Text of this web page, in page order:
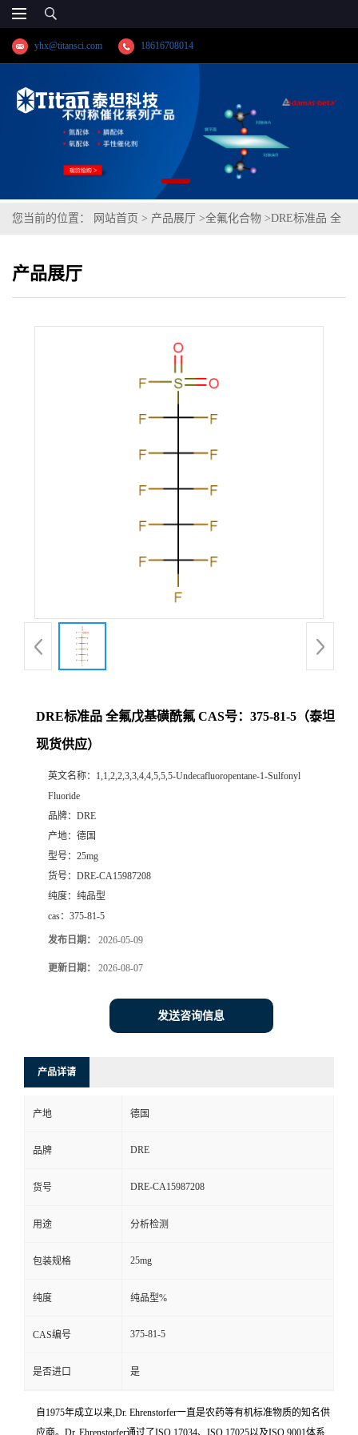
yhx@titansci.com 18616708014
您当前的位置： 网站首页 > 产品展厅 >全氟化合物 >DRE标准品 全
产品展厅
DRE标准品 全氟戊基磺酰氟 CAS号：375-81-5（泰坦
现货供应）
英文名称： 1,1,2,2,3,3,4,4,5,5,5-Undecafluoropentane-1-Sulfonyl
Fluoride
品牌： DRE
产地： 德国
型号： 25mg
货号： DRE-CA15987208
纯度： 纯品型
cas： 375-81-5
发布日期： 2026-05-09
更新日期： 2026-08-07
发送咨询信息
产品详请
产地 德国
品牌 DRE
货号 DRE-CA15987208
用途 分析检测
包装规格 25mg
纯度 纯品型%
CAS编号 375-81-5
是否进口 是
自1975年成立以来,Dr. Ehrenstorfer一直是农药等有机标准物质的知名供
应商。Dr. Ehrenstorfer通过了ISO 17034、ISO 17025以及ISO 9001体系